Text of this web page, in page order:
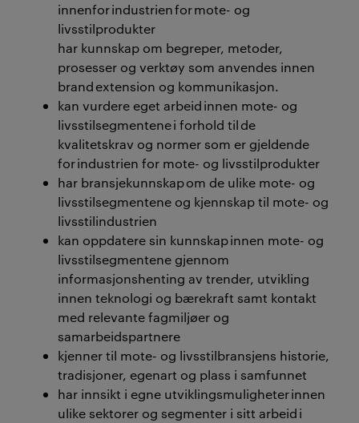
innenfor industrien for mote- og
livsstilprodukter
har kunnskap om begreper, metoder,
prosesser og verktøy som anvendes innen
brand extension og kommunikasjon.
kan vurdere eget arbeid innen mote- og
livsstilsegmentene i forhold til de
kvalitetskrav og normer som er gjeldende
for industrien for mote- og livsstilprodukter
har bransjekunnskap om de ulike mote- og
livsstilsegmentene og kjennskap til mote- og
livsstilindustrien
kan oppdatere sin kunnskap innen mote- og
livsstilsegmentene gjennom
informasjonshenting av trender, utvikling
innen teknologi og bærekraft samt kontakt
med relevante fagmiljøer og
samarbeidspartnere
kjenner til mote- og livsstilbransjens historie,
tradisjoner, egenart og plass i samfunnet
har innsikt i egne utviklingsmuligheter innen
ulike sektorer og segmenter i sitt arbeid i